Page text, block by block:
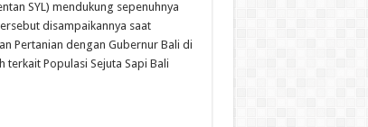
SYL) mendukung sepenuhnya
disampaikannya saat
Pertanian dengan Gubernur Bali di
terkait Populasi Sejuta Sapi Bali